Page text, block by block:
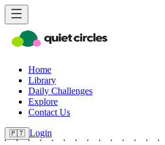
Home
Library
Daily Challenges
Explore
Contact Us
🇵🇹 Login